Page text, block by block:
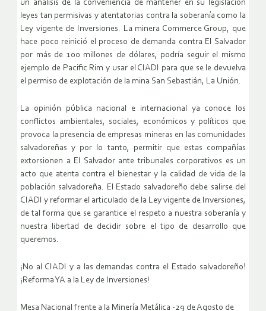
un análisis de la conveniencia de mantener en su legislación
leyes tan permisivas y atentatorias contra la soberanía como la
Ley vigente de Inversiones. La minera Commerce Group, que
hace poco reinició el proceso de demanda contra El Salvador
por más de 100 millones de dólares, podría seguir el mismo
ejemplo de Pacific Rim y usar el CIADI para que se le devuelva
el permiso de explotación de la mina San Sebastián, La Unión.
La opinión pública nacional e internacional ya conoce los
conflictos ambientales, sociales, económicos y políticos que
provoca la presencia de empresas mineras en las comunidades
salvadoreñas y por lo tanto, permitir que estas compañías
extorsionen a El Salvador ante tribunales corporativos es un
acto que atenta contra el bienestar y la calidad de vida de la
población salvadoreña. El Estado salvadoreño debe salirse del
CIADI y reformar el articulado de la Ley vigente de Inversiones,
de tal forma que se garantice el respeto a nuestra soberanía y
nuestra libertad de decidir sobre el tipo de desarrollo que
queremos.
¡No al CIADI y a las demandas contra el Estado salvadoreño!
¡Reforma YA a la Ley de Inversiones!
Mesa Nacional frente a la Minería Metálica -29 de Agosto de